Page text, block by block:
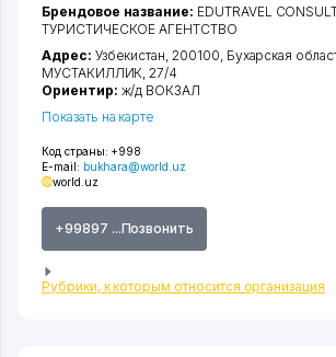
Код страны: +998
E-mail: bukhara@world.uz
world.uz
+99897 ...Позвонить
Рубрики, к которым относится организация
Брендовое название: EDUTRAVEL
ТУРИСТИЧЕСКОЕ АГЕНТСТВО
Адрес: Узбекистан, 200100, Бухарская
МУСТАКИЛЛИК, 27/4
Ориентир: ж/д ВОКЗАЛ
Показать на карте